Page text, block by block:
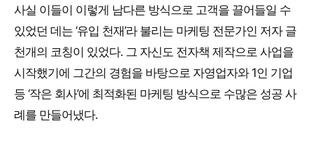
사실 이들이 이렇게 남다른 방식으로 고객을 끌어들일 수
있었던 데는 ‘유입 천재’라 불리는 마케팅 전문가인 저자 글
천개의 코칭이 있었다. 그 자신도 전자책 제작으로 사업을
시작했기에 그간의 경험을 바탕으로 자영업자와 1인 기업
등 ‘작은 회사’에 최적화된 마케팅 방식으로 수많은 성공 사
례를 만들어냈다.